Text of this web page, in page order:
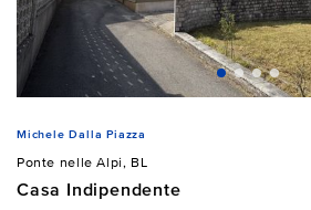
Michele Dalla Piazza
Ponte nelle Alpi, BL
Casa Indipendente